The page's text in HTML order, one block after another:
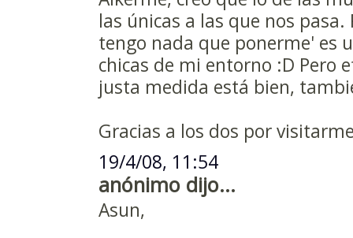
las únicas a las que nos
tengo nada que ponerme' es
chicas de mi entorno :D Pero
justa medida está bien,
Gracias a los dos por
19/4/08, 11:54
anónimo dijo...
Asun,